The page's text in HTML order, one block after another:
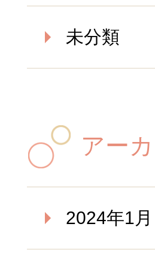
未分類
アー
2024年1月